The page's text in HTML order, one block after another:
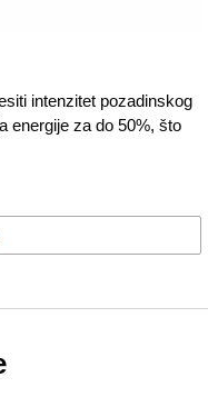
intenzitet pozadinskog
energije za do 50%, što